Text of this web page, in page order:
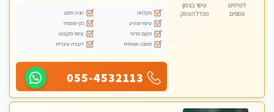
לפרטים
נוספים
עיסוי בצפון
מגדל העמק
מקלחת
חניה חינם
עיסוי מרגיע
נקי ומסודר
מקום פרטי
עיסוי מקצועי
תמונה אמיתית
דוברת עיברית
055-4532113